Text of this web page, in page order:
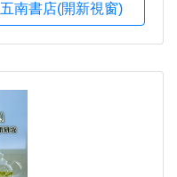
五南書店(開新視窗)